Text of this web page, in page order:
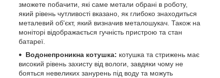
зможете побачити, які саме метали обрані в роботу,
який рівень чутливості вказано, як глибоко знаходиться
металевий об'єкт, який визначив металошукач. Також на
моніторі відображається гучність пристрою та стан
батареї.
Водонепроникна котушка: котушка та стрижень має
високий рівень захисту від вологи, завдяки чому не
бояться невеликих занурень під воду та можуть